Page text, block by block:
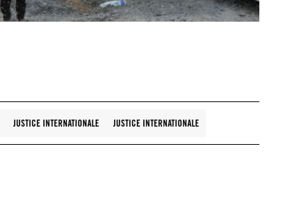
JUSTICE INTERNATIONALE JUSTICE INTERNATIONALE